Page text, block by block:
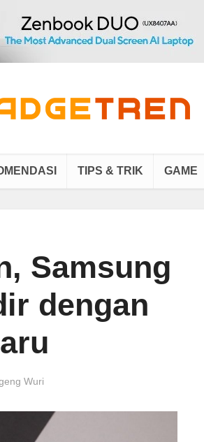
TIPS & TRIK GAME
Samsung
dengan
Wuri